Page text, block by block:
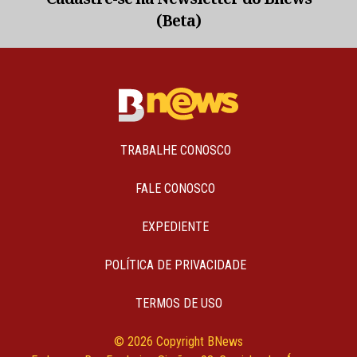
(Beta)
TRABALHE CONOSCO
FALE CONOSCO
EXPEDIENTE
POLÍTICA DE PRIVACIDADE
TERMOS DE USO
© 2026 Copyright BNews